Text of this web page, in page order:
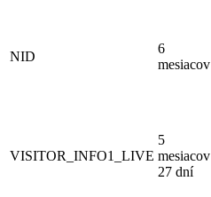
NID
6
mesiacov
VISITOR_INFO1_LIVE
5
mesiacov
27 dní